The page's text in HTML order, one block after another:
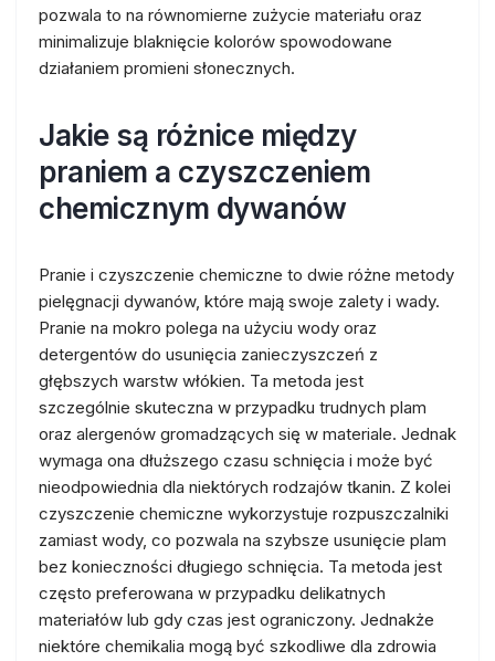
pozwala to na równomierne zużycie materiału oraz
minimalizuje blaknięcie kolorów spowodowane
działaniem promieni słonecznych.
Jakie są różnice między
praniem a czyszczeniem
chemicznym dywanów
Pranie i czyszczenie chemiczne to dwie różne metody
pielęgnacji dywanów, które mają swoje zalety i wady.
Pranie na mokro polega na użyciu wody oraz
detergentów do usunięcia zanieczyszczeń z
głębszych warstw włókien. Ta metoda jest
szczególnie skuteczna w przypadku trudnych plam
oraz alergenów gromadzących się w materiale. Jednak
wymaga ona dłuższego czasu schnięcia i może być
nieodpowiednia dla niektórych rodzajów tkanin. Z kolei
czyszczenie chemiczne wykorzystuje rozpuszczalniki
zamiast wody, co pozwala na szybsze usunięcie plam
bez konieczności długiego schnięcia. Ta metoda jest
często preferowana w przypadku delikatnych
materiałów lub gdy czas jest ograniczony. Jednakże
niektóre chemikalia mogą być szkodliwe dla zdrowia